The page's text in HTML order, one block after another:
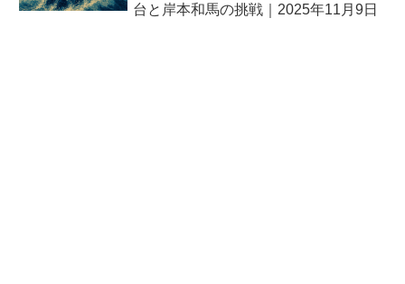
台と岸本和馬の挑戦｜2025年11月9日